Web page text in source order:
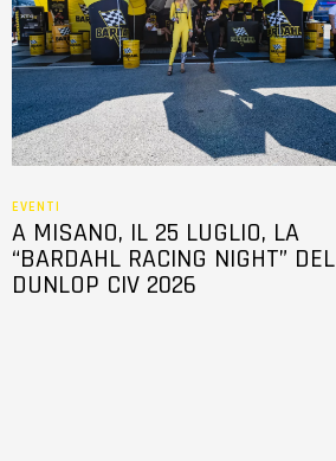
c
o
n
s
e
n
EVENTI
A MISANO, IL 25 LUGLIO, LA
“BARDAHL RACING NIGHT” DEL
DUNLOP CIV 2026